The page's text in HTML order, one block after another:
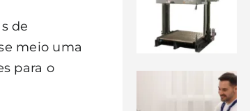
de
meio uma
para o